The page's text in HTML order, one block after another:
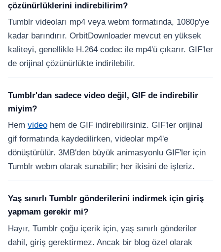
çözünürlüklerini indirebilirim?
Tumblr videoları mp4 veya webm formatında, 1080p'ye
kadar barındırır. OrbitDownloader mevcut en yüksek
kaliteyi, genellikle H.264 codec ile mp4'ü çıkarır. GIF'ler
de orijinal çözünürlükte indirilebilir.
Tumblr'dan sadece video değil, GIF de indirebilir
miyim?
Hem video hem de GIF indirebilirsiniz. GIF'ler orijinal
gif formatında kaydedilirken, videolar mp4'e
dönüştürülür. 3MB'den büyük animasyonlu GIF'ler için
Tumblr webm olarak sunabilir; her ikisini de işleriz.
Yaş sınırlı Tumblr gönderilerini indirmek için giriş
yapmam gerekir mi?
Hayır, Tumblr çoğu içerik için, yaş sınırlı gönderiler
dahil, giriş gerektirmez. Ancak bir blog özel olarak